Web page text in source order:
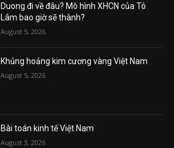
Duong đi về đâu? Mô hình XHCN của Tô
Lâm bao giờ sẽ thành?
August 5, 2026
Khủng hoảng kim cương vàng Việt Nam
August 5, 2026
Bài toán kinh tế Việt Nam
August 3, 2026